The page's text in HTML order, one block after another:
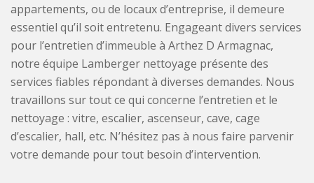
appartements, ou de locaux d’entreprise, il demeure
essentiel qu’il soit entretenu. Engageant divers services
pour l’entretien d’immeuble à Arthez D Armagnac,
notre équipe Lamberger nettoyage présente des
services fiables répondant à diverses demandes. Nous
travaillons sur tout ce qui concerne l’entretien et le
nettoyage : vitre, escalier, ascenseur, cave, cage
d’escalier, hall, etc. N’hésitez pas à nous faire parvenir
votre demande pour tout besoin d’intervention.